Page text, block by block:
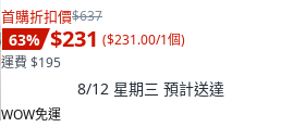
首購折扣價$637
63% $231 ($231.00/1個)
運費 $195
8/12 星期三 預計送達
WOW免運